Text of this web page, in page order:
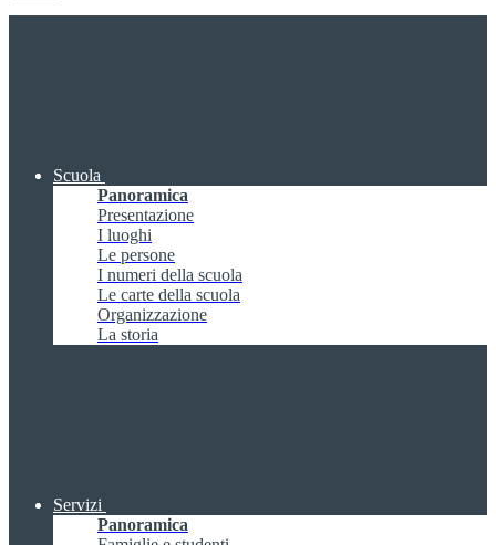
Scuola
Panoramica
Presentazione
I luoghi
Le persone
I numeri della scuola
Le carte della scuola
Organizzazione
La storia
Servizi
Panoramica